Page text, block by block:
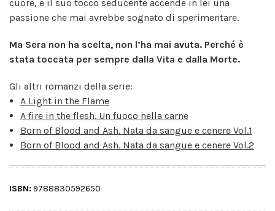
cuore, e il suo tocco seducente accende in lei una
passione che mai avrebbe sognato di sperimentare.
Ma Sera non ha scelta, non l’ha mai avuta. Perché è
stata toccata per sempre dalla Vita e dalla Morte.
Gli altri romanzi della serie:
A Light in the Flame
A fire in the flesh. Un fuoco nella carne
Born of Blood and Ash. Nata da sangue e cenere Vol.1
Born of Blood and Ash. Nata da sangue e cenere Vol.2
ISBN: 9788830592650